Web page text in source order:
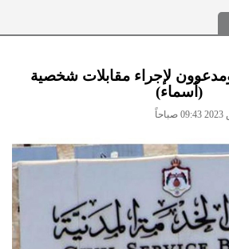
لإجراء مقابلات شخصية
(أسماء)